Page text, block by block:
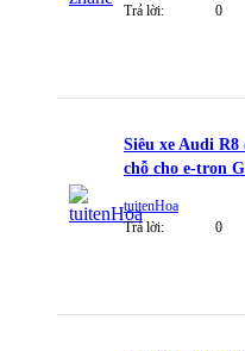
Trả lời:
0
Siêu xe Audi
chỗ cho e-tron
tuitenHoa
Trả lời:
0